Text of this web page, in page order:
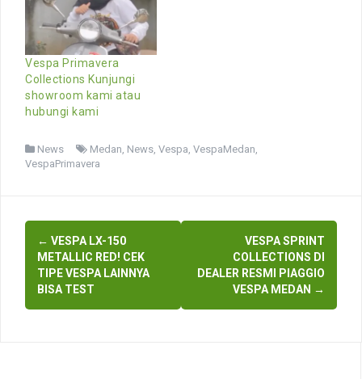
Vespa Primavera
Collections Kunjungi
showroom kami atau
hubungi kami
News Medan, News, Vespa, VespaMedan,
VespaPrimavera
Post
navigation
← VESPA LX-150
METALLIC RED! CEK
TIPE VESPA LAINNYA
BISA TEST
VESPA SPRINT
COLLECTIONS DI
DEALER RESMI PIAGGIO
VESPA MEDAN →